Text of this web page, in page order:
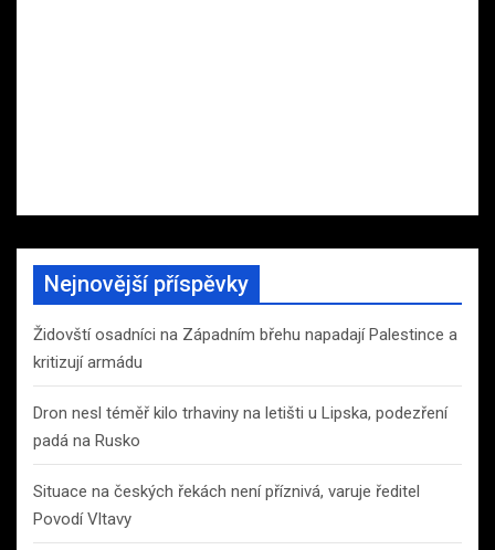
Nejnovější příspěvky
Židovští osadníci na Západním břehu napadají Palestince a
kritizují armádu
Dron nesl téměř kilo trhaviny na letišti u Lipska, podezření
padá na Rusko
Situace na českých řekách není příznivá, varuje ředitel
Povodí Vltavy